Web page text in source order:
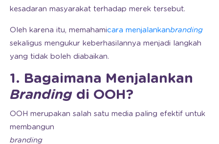
kesadaran masyarakat terhadap merek tersebut.
Oleh karena itu, memahamicara menjalankanbranding
sekaligus mengukur keberhasilannya menjadi langkah
yang tidak boleh diabaikan.
1. Bagaimana Menjalankan
Branding di OOH?
OOH merupakan salah satu media paling efektif untuk
membangun
branding